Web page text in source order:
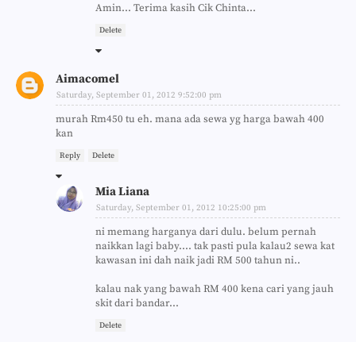
Amin... Terima kasih Cik Chinta...
Delete
Aimacomel
Saturday, September 01, 2012 9:52:00 pm
murah Rm450 tu eh. mana ada sewa yg harga bawah 400
kan
Reply Delete
Mia Liana
Saturday, September 01, 2012 10:25:00 pm
ni memang harganya dari dulu. belum pernah
naikkan lagi baby.... tak pasti pula kalau2 sewa kat
kawasan ini dah naik jadi RM 500 tahun ni..
kalau nak yang bawah RM 400 kena cari yang jauh
skit dari bandar...
Delete